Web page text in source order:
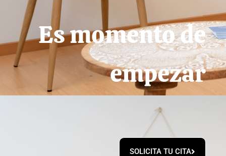
Es momento de
empezar
SOLICITA TU CITA